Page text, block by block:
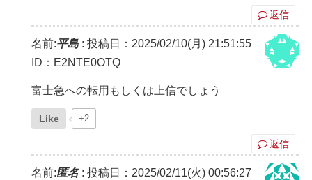
返信
名前:平島: 投稿日：2025/02/10(月) 21:51:55
ID：E2NTE0OTQ
富士急への転用もしくは上信でしょう
Like +2
返信
名前:匿名: 投稿日：2025/02/11(火) 00:56:27